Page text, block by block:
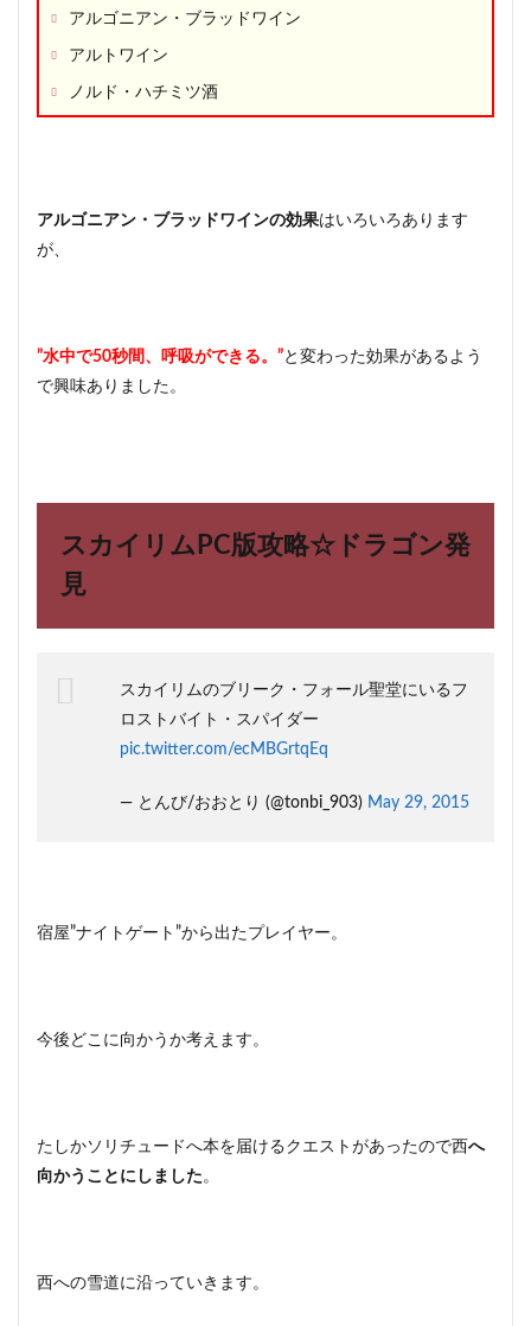
アルゴニアン・ブラッドワイン
アルトワイン
ノルド・ハチミツ酒
アルゴニアン・ブラッドワインの効果はいろいろあります
が、
”水中で50秒間、呼吸ができる。”と変わった効果があるよう
で興味ありました。
スカイリムPC版攻略☆ドラゴン発
見
スカイリムのブリーク・フォール聖堂にいるフ
ロストバイト・スパイダー
pic.twitter.com/ecMBGrtqEq
— とんび/おおとり (@tonbi_903) May 29, 2015
宿屋”ナイトゲート”から出たプレイヤー。
今後どこに向かうか考えます。
たしかソリチュードへ本を届けるクエストがあったので西へ
向かうことにしました。
西への雪道に沿っていきます。